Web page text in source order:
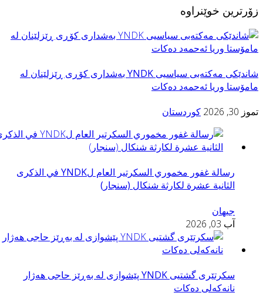
خوێنراوە
شاندێكی مه‌كته‌بی سیاسیی YNDK به‌شداری كۆڕى ڕێزلێنان له‌
وريا ئه‌حمه‌د ده‌كات
30, 2026
کوردستان
رسالة غفور مخموري السكرتير العام لYNDK في الذكرى
الثانية عشرة لكارثة شنكال (سنجار)
جیهان
آب 03, 2026
سكرتێری گشتیی YNDK پێشوازى لە بەڕێز حاجی هەژار
نانەکەلی دەکات